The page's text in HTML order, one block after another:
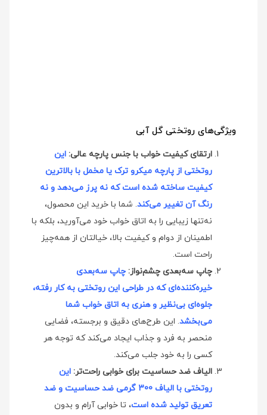
ویژگی‌های روتختی گل آبی
ارتقای کیفیت خواب با جنس پارچه عالی: این
روتختی از پارچه میکرو ترک یا مخمل با بالاترین
کیفیت ساخته شده است که نه پرز می‌دهد و نه
رنگ آن تغییر می‌کند. شما با خرید این محصول،
نه‌تنها زیبایی را به اتاق خواب خود می‌آورید، بلکه با
اطمینان از دوام و کیفیت بالا، خیالتان از همه‌چیز
راحت است.
چاپ سه‌بعدی چشم‌نواز: چاپ سه‌بعدی
خیره‌کننده‌ای که در طراحی این روتختی به کار رفته،
جلوه‌ای بی‌نظیر و هنری به اتاق خواب شما
می‌بخشد. این طرح‌های دقیق و برجسته، فضایی
منحصر به فرد و جذاب ایجاد می‌کند که توجه هر
کسی را به خود جلب می‌کند.
الیاف ضد حساسیت برای خوابی راحت‌تر: این
روتختی با الیاف 300 گرمی ضد حساسیت و ضد
تعریق تولید شده است، تا خوابی آرام و بدون